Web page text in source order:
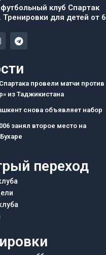
клуб Спартак
Тренировки для детей от 6
g
T
e
g
a
m
провели матчи против
из Таджикистана
снова объявляет набор
занял второе место на
переход